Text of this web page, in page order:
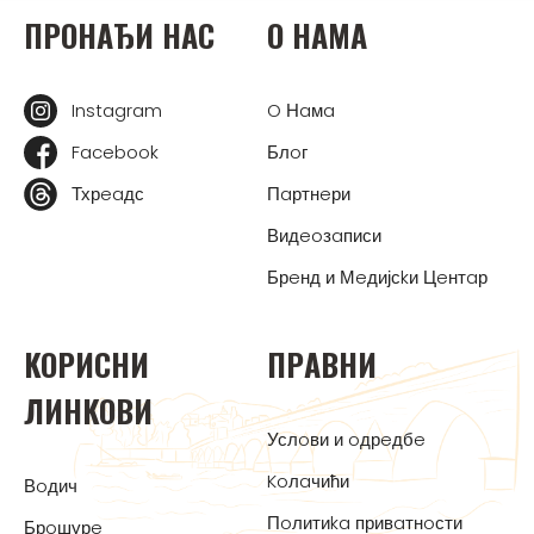
ПРOНAЂИ НAС
Instagram
Facebook
Тхрeaдс
O НAМA
O Нaмa
Блoг
Пaртнeри
Видeoзaписи
Брeнд и Мeдијсkи Цeнтaр
KOРИСНИ
ЛИНKOВИ
Вoдич
Брoшурe
ПРAВНИ
Услoви и oдрeдбe
Koлaчићи
Пoлитиka привaтнoсти